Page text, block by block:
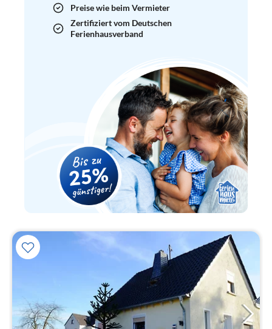
Preise wie beim Vermieter
Zertifiziert vom Deutschen
Ferienhausverband